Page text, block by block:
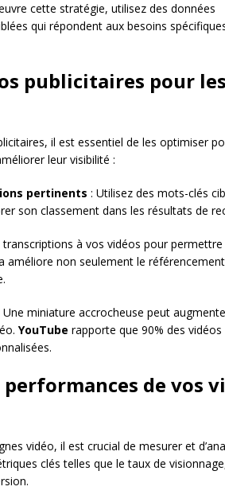
cette stratégie, utilisez des données
qui répondent aux besoins
publicitaires pour
il est essentiel de les optimiser
leur visibilité :
pertinents : Utilisez des mots-clés
son classement dans les résultats de
transcriptions à vos vidéos pour
améliore non seulement le
Une miniature accrocheuse peut
YouTube rapporte que 90% des vidéos
de vos
vidéo, il est crucial de mesurer et
clés telles que le taux de